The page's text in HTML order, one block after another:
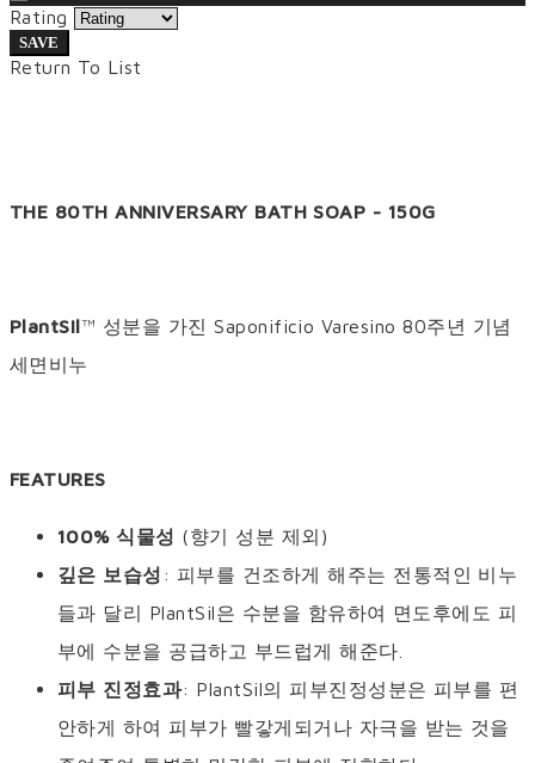
Rating
SAVE
Return To List
THE 80TH ANNIVERSARY BATH SOAP - 150G
PlantSil™ 성분을 가진 Saponificio Varesino 80주년 기념
세면비누
FEATURES
100% 식물성 (향기 성분 제외)
깊은 보습성 : 피부를 건조하게 해주는 전통적인 비누
들과 달리 PlantSil은 수분을 함유하여 면도후에도 피
부에 수분을 공급하고 부드럽게 해준다.
피부 진정효과: PlantSil의 피부진정성분은 피부를 편
안하게 하여 피부가 빨갛게되거나 자극을 받는 것을